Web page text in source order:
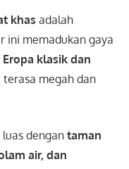
khas adalah
ini memadukan gaya
Eropa klasik dan
terasa megah dan
dengan taman
air, dan